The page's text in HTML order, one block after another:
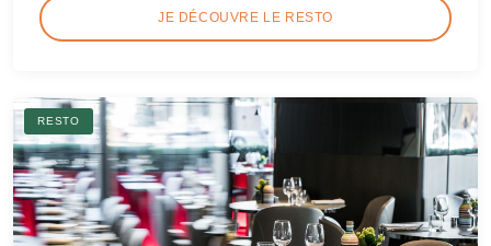
JE DÉCOUVRE LE RESTO
RESTO